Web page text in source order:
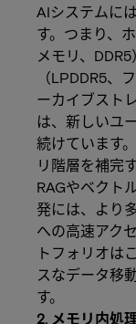
AIシステムに
す。つまり、
メモリ、
（LPDDR5、
ーカイブスト
は、新しいユ
続けています
リ階層を補完
RAGやベクト
発には、より
への高速アク
トフォリオは
スなデータ移
す。
2. メモリ内処